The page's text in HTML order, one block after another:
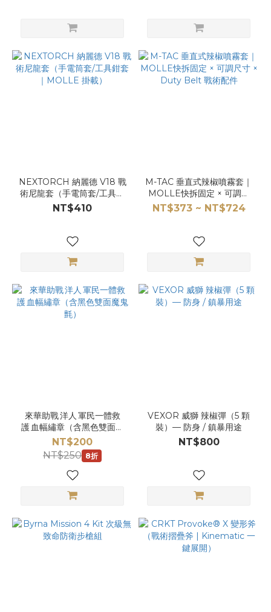
NEXTORCH 納麗德 V18 戰
術尼龍套（手電筒套/工具鉗
套｜MOLLE 掛載）
NT$410
M-TAC 垂直式辣椒噴霧套｜
MOLLE快拆固定 × 可調尺
寸 × Duty Belt 戰術配件
NT$373 ~ NT$724
來華助戰 洋人 軍民一體救
護 血幅繡章（含黑色雙面魔
鬼氈）
NT$200
NT$250 8折
VEXOR 威獅 辣椒彈（5 顆
裝）— 防身 / 鎮暴用途
NT$800